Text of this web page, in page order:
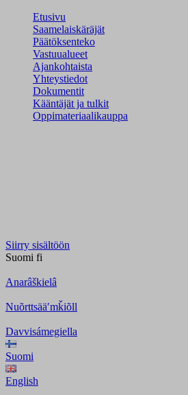
Etusivu
Saamelaiskäräjät
Päätöksenteko
Vastuualueet
Ajankohtaista
Yhteystiedot
Dokumentit
Kääntäjät ja tulkit
Oppimateriaalikauppa
Siirry sisältöön
Suomi fi
Anarâškielâ
Nuõrttsääʹmǩiõll
Davvisámegiella
Suomi
English